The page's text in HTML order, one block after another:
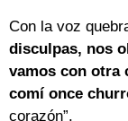
Con la voz
disculpas, nos
vamos con otra
comí once
corazón”.